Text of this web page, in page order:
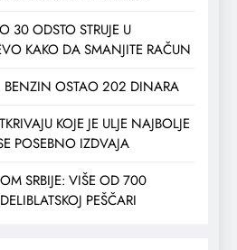
30 ODSTO STRUJE U
KAKO DA SMANJITE RAČUN
BENZIN OSTAO 202 DINARA
KOJE JE ULJE NAJBOLJE
POSEBNO IZDVAJA
SRBIJE: VIŠE OD 700
PEŠČARI